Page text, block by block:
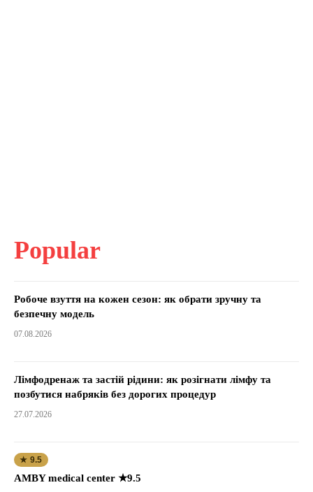
Popular
Робоче взуття на кожен сезон: як обрати зручну та
безпечну модель
07.08.2026
Лімфодренаж та застій рідини: як розігнати лімфу та
позбутися набряків без дорогих процедур
27.07.2026
★ 9.5
AMBY medical center ★9.5